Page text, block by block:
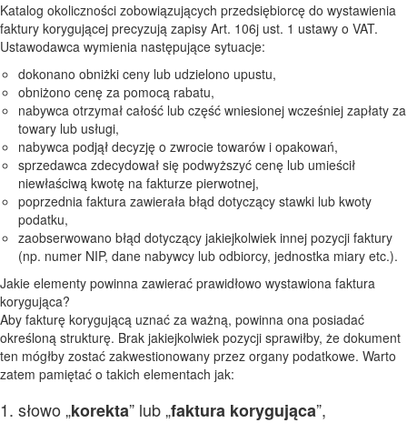
Katalog okoliczności zobowiązujących przedsiębiorcę do wystawienia
faktury korygującej precyzują zapisy Art. 106j ust. 1 ustawy o VAT.
Ustawodawca wymienia następujące sytuacje:
dokonano obniżki ceny lub udzielono upustu,
obniżono cenę za pomocą rabatu,
nabywca otrzymał całość lub część wniesionej wcześniej zapłaty za
towary lub usługi,
nabywca podjął decyzję o zwrocie towarów i opakowań,
sprzedawca zdecydował się podwyższyć cenę lub umieścił
niewłaściwą kwotę na fakturze pierwotnej,
poprzednia faktura zawierała błąd dotyczący stawki lub kwoty
podatku,
zaobserwowano błąd dotyczący jakiejkolwiek innej pozycji faktury
(np. numer NIP, dane nabywcy lub odbiorcy, jednostka miary etc.).
Jakie elementy powinna zawierać prawidłowo wystawiona faktura
korygująca?
Aby fakturę korygującą uznać za ważną, powinna ona posiadać
określoną strukturę. Brak jakiejkolwiek pozycji sprawiłby, że dokument
ten mógłby zostać zakwestionowany przez organy podatkowe. Warto
zatem pamiętać o takich elementach jak:
1. słowo „korekta” lub „faktura korygująca”,